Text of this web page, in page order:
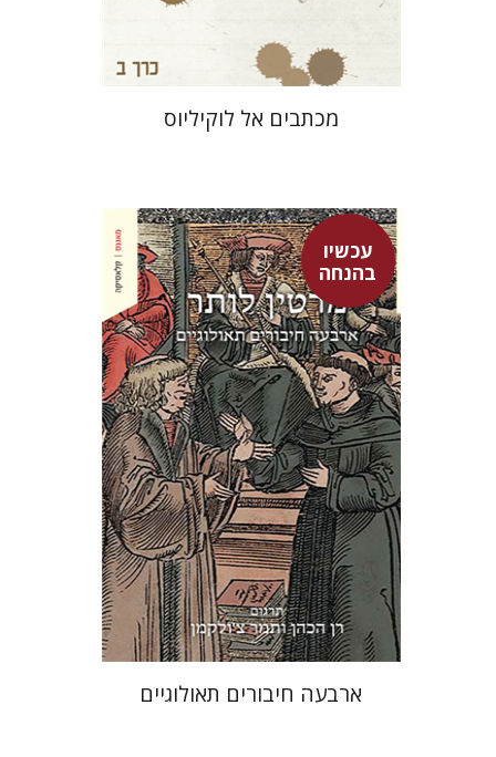
מכתבים אל לוקיליוס
עכשיו
בהנחה
מרטין לותר
רן הכהן
רן הכהן
תמר צ'ולקמן
עכשיו בהנחה
$31
$23
ארבעה חיבורים תאולוגיים